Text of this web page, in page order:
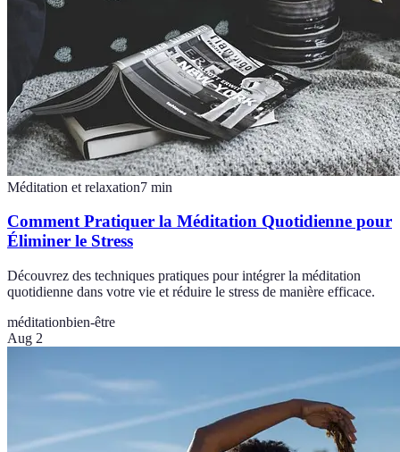
Méditation et relaxation7 min
Comment Pratiquer la Méditation Quotidienne pour
Éliminer le Stress
Découvrez des techniques pratiques pour intégrer la méditation
quotidienne dans votre vie et réduire le stress de manière efficace.
méditationbien-être
Aug 2